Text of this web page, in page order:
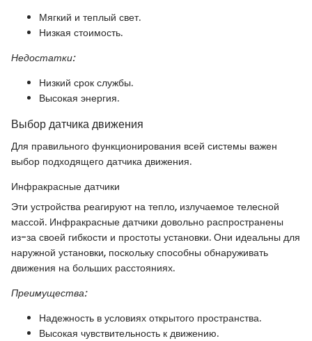
Мягкий и теплый свет.
Низкая стоимость.
Недостатки:
Низкий срок службы.
Высокая энергия.
Выбор датчика движения
Для правильного функционирования всей системы важен
выбор подходящего датчика движения.
Инфракрасные датчики
Эти устройства реагируют на тепло, излучаемое телесной
массой. Инфракрасные датчики довольно распространены
из-за своей гибкости и простоты установки. Они идеальны для
наружной установки, поскольку способны обнаруживать
движения на больших расстояниях.
Преимущества:
Надежность в условиях открытого пространства.
Высокая чувствительность к движению.